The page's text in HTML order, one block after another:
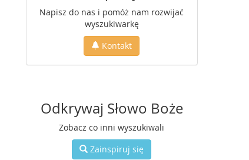
Napisz do nas i pomóż nam rozwijać
wyszukiwarkę
Kontakt
Odkrywaj Słowo Boże
Zobacz co inni wyszukiwali
Zainspiruj się